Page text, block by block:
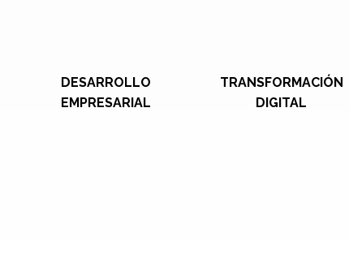
DESARROLLO
EMPRESARIAL
TRANSFORMACIÓN
DIGITAL